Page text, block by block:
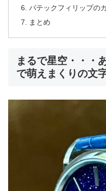
パテックフィリップの
まとめ
まるで星空・・・
で萌えまくりの文